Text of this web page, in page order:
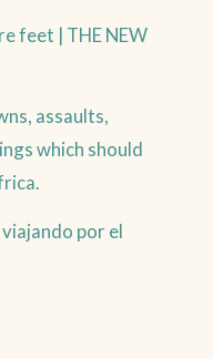
feet | THE NEW
assaults,
which should
por el